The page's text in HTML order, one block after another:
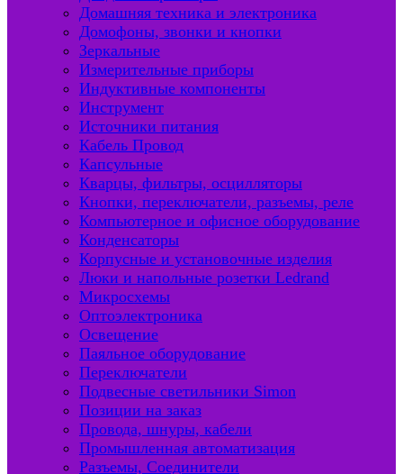
Домашняя техника и электроника
Домофоны, звонки и кнопки
Зеркальные
Измерительные приборы
Индуктивные компоненты
Инструмент
Источники питания
Кабель Провод
Капсульные
Кварцы, фильтры, осцилляторы
Кнопки, переключатели, разъемы, реле
Компьютерное и офисное оборудование
Конденсаторы
Корпусные и установочные изделия
Люки и напольные розетки Ledrand
Микросхемы
Оптоэлектроника
Освещение
Паяльное оборудование
Переключатели
Подвесные светильники Simon
Позиции на заказ
Провода, шнуры, кабели
Промышленная автоматизация
Разъемы, Соединители